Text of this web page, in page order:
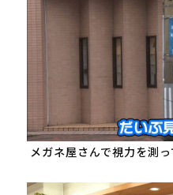
メガネ屋さんで視力を測